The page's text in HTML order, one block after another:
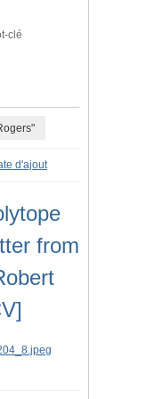
clé
d'ajout
from